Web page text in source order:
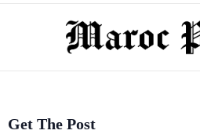
Get The Post